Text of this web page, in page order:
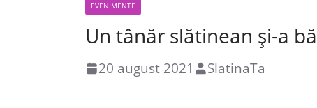
EVENIMENTE
Un tânăr slătinean şi-a
20 august 2021 SlatinaTa